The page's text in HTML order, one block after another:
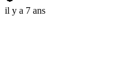
il y a 7 ans